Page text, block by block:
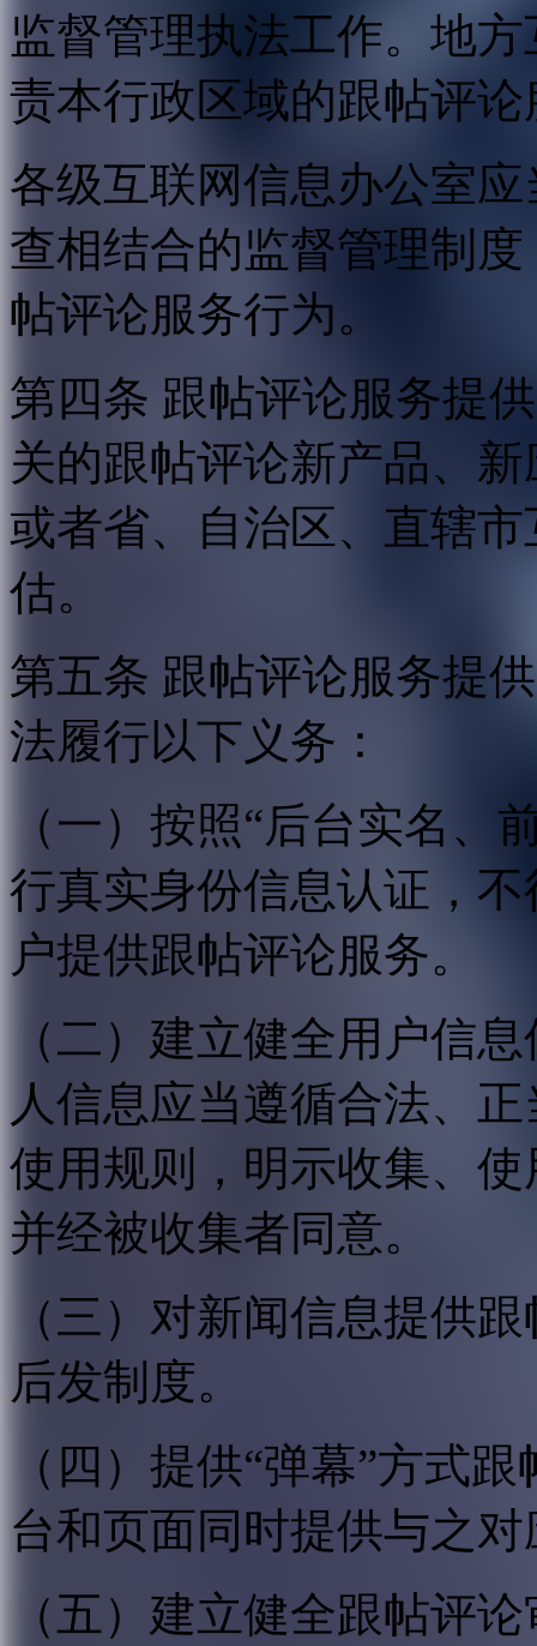
监督管理执法工作。地
责本行政区域的跟帖评
各级互联网信息办公室
查相结合的监督管理制
帖评论服务行为。
第四条 跟帖评论服务提
关的跟帖评论新产品、
或者省、自治区、直辖
估。
第五条 跟帖评论服务提
法履行以下义务：
（一）按照“后台实名、
行真实身份信息认证，
户提供跟帖评论服务。
（二）建立健全用户信
人信息应当遵循合法、
使用规则，明示收集、
并经被收集者同意。
（三）对新闻信息提供
后发制度。
（四）提供“弹幕”方式
台和页面同时提供与之
（五）建立健全跟帖评